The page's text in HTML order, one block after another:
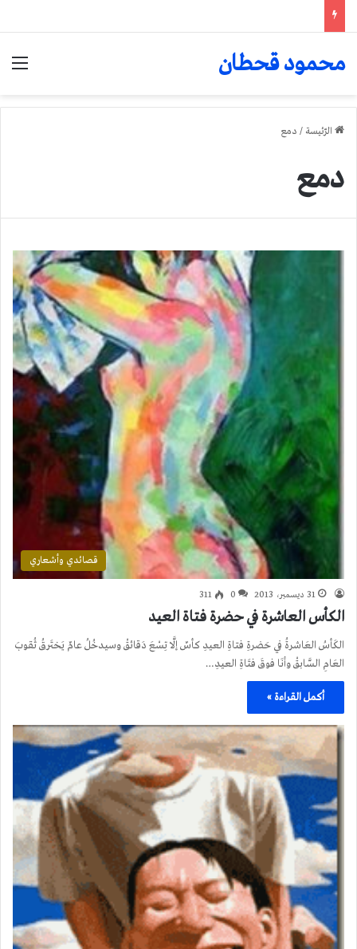
محمود قحطان
الرّئيسة / دمع
دمع
قصائدي وأشعاري
31 ديسمبر، 2013 0
311
الكأس العاشرة في حضرة فتاة العيد
الكَأسُ العَاشرةُ في حَضرةِ فتاةِ العيدِ كأسٌ إلَّا تِسْعَ دَقائقْ وسيدخُلُ عامٌ يَختَرقُ ثُقوبَ
العَامِ السَّابقْ وأنَا فوقَ فتَاةِ العيدِ…
أكمل القراءة »